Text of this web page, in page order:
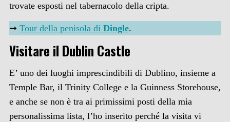
trovate esposti nel tabernacolo della cripta.
➞ Tour della penisola di Dingle.
Visitare il Dublin Castle
E’ uno dei luoghi imprescindibili di Dublino, insieme a
Temple Bar, il Trinity College e la Guinness Storehouse,
e anche se non è tra ai primissimi posti della mia
personalissima lista, l’ho inserito perché la visita vi